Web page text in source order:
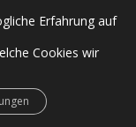
Erfahrung auf
Cookies wir